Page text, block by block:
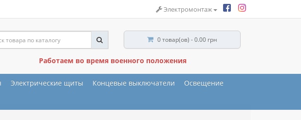
Электромонтаж
0 товар(ов) - 0.00 грн
Работаем во время военного положения
Электрические щиты Концевые выключатели
Освещение